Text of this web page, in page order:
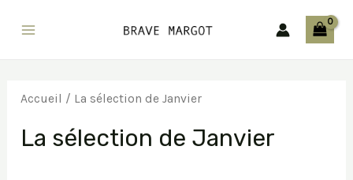
Accueil / La sélection de Janvier
La sélection de Janvier